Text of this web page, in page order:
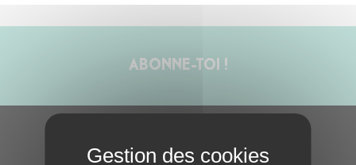
ABONNE-TOI !